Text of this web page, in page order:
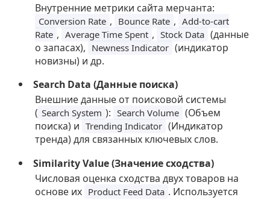
Внутренние метрики сайта мерчанта:
Conversion Rate , Bounce Rate , Add-to-cart
Rate , Average Time Spent , Stock Data (данные
о запасах), Newness Indicator (индикатор
новизны) и др.
Search Data (Данные поиска)
Внешние данные от поисковой системы
( Search System ): Search Volume (Объем
поиска) и Trending Indicator (Индикатор
тренда) для связанных ключевых слов.
Similarity Value (Значение сходства)
Числовая оценка сходства двух товаров на
основе их Product Feed Data . Используется